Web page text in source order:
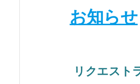
お知らせ
リクエスト